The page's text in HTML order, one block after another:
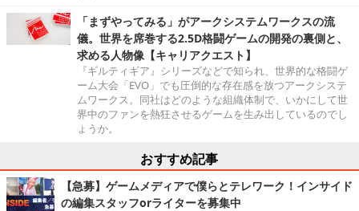
「まずやってみる」がアークシステムワークスの流
儀。世界を席巻する2.5D格闘ゲームの開発の裏側と、
求める人物像【キャリアクエスト】
『ギルティギア』シリーズなどで知られ、世界的な格闘ゲ
ーム大会「EVO」でも圧倒的な存在感を放つアークシステ
ムワークス。同社はどのような組織体制で、いかにして世
界中のファンを熱狂させるゲームを生み出しているのでし
ょうか。
おすすめ記事
【急募】ゲームメディアで僕らとテレワーク！インサイド
の編集スタッフorライターを募集中